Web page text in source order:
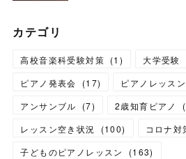
カテゴリ
高校音楽科受験対策 (1 ) 大学受験
ピアノ発表会
(17) ピアノレッスン
アンサンブル
(7) 2歳知育ピアノ (
レッスン空き状況
(100) コロナ対
子どものピアノレッスン
(163)